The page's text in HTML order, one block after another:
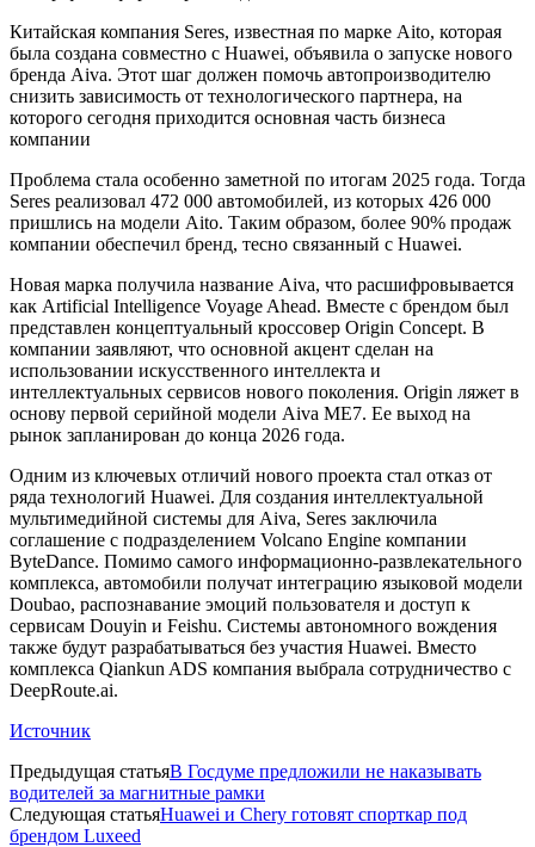
Китайская компания Seres, известная по марке Aito, которая
была создана совместно с Huawei, объявила о запуске нового
бренда Aiva. Этот шаг должен помочь автопроизводителю
снизить зависимость от технологического партнера, на
которого сегодня приходится основная часть бизнеса
компании
Проблема стала особенно заметной по итогам 2025 года. Тогда
Seres реализовал 472 000 автомобилей, из которых 426 000
пришлись на модели Aito. Таким образом, более 90% продаж
компании обеспечил бренд, тесно связанный с Huawei.
Новая марка получила название Aiva, что расшифровывается
как Artificial Intelligence Voyage Ahead. Вместе с брендом был
представлен концептуальный кроссовер Origin Concept. В
компании заявляют, что основной акцент сделан на
использовании искусственного интеллекта и
интеллектуальных сервисов нового поколения. Origin ляжет в
основу первой серийной модели Aiva ME7. Ее выход на
рынок запланирован до конца 2026 года.
Одним из ключевых отличий нового проекта стал отказ от
ряда технологий Huawei. Для создания интеллектуальной
мультимедийной системы для Aiva, Seres заключила
соглашение с подразделением Volcano Engine компании
ByteDance. Помимо самого информационно-развлекательного
комплекса, автомобили получат интеграцию языковой модели
Doubao, распознавание эмоций пользователя и доступ к
сервисам Douyin и Feishu. Системы автономного вождения
также будут разрабатываться без участия Huawei. Вместо
комплекса Qiankun ADS компания выбрала сотрудничество с
DeepRoute.ai.
Источник
Предыдущая статьяВ Госдуме предложили не наказывать
водителей за магнитные рамки
Следующая статьяHuawei и Chery готовят спорткар под
брендом Luxeed